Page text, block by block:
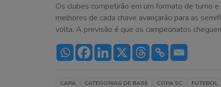
Os clubes competirão em um formato de turno
melhores de cada chave avançarão para as
volta. A previsão é que os campeonatos
CAPA CATEGORIAS DE BASE COPA SC FUTEBOL